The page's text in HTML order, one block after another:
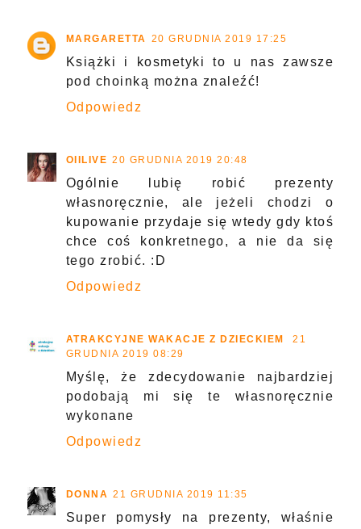
MARGARETTA 20 GRUDNIA 2019 17:25
Książki i kosmetyki to u nas zawsze
pod choinką można znaleźć!
Odpowiedz
OIILIVE 20 GRUDNIA 2019 20:48
Ogólnie lubię robić prezenty
własnoręcznie, ale jeżeli chodzi o
kupowanie przydaje się wtedy gdy ktoś
chce coś konkretnego, a nie da się
tego zrobić. :D
Odpowiedz
ATRAKCYJNE WAKACJE Z DZIECKIEM
21
GRUDNIA 2019 08:29
Myślę, że zdecydowanie najbardziej
podobają mi się te własnoręcznie
wykonane
Odpowiedz
DONNA 21 GRUDNIA 2019 11:35
Super pomysły na prezenty, właśnie